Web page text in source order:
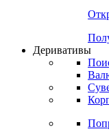
Деривативы